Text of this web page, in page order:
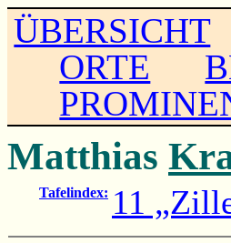
ÜBERSICHT
ORTE
Matthias
Tafelindex: 11